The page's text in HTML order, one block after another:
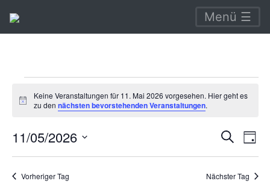
Menü ☰
Veranstaltungen
für
11.
Mai
Hinweis
Keine Veranstaltungen für 11. Mai 2026 vorgesehen. Hier geht es
zu den nächsten bevorstehenden Veranstaltungen.
Suche
und
SucheTag
11/05/2026
Datum
Vorheriger Tag Nächster Tag